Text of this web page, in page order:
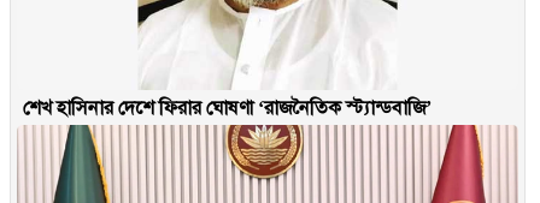
শেখ হাসিনার দেশে ফিরার ঘোষণা ‘রাজনৈতিক স্ট্যান্ডবাজি’